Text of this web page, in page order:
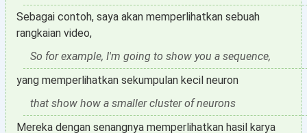
Sebagai contoh, saya akan memperlihatkan sebuah
rangkaian video,
So for example, I'm going to show you a sequence,
yang memperlihatkan sekumpulan kecil neuron
that show how a smaller cluster of neurons
Mereka dengan senangnya memperlihatkan hasil karya